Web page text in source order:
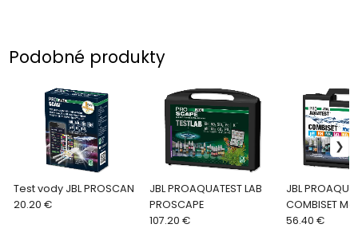
Podobné produkty
Test vody JBL PROSCAN
20.20 €
JBL PROAQUATEST LAB
PROSCAPE
107.20 €
JBL
COMBISET
56.40 €